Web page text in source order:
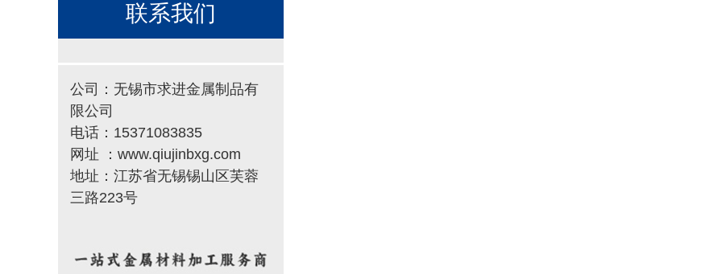
联系我们
公司：无锡市求进金属制品有
限公司
电话：15371083835
网址 ：www.qiujinbxg.com
地址：江苏省无锡锡山区芙蓉
三路223号